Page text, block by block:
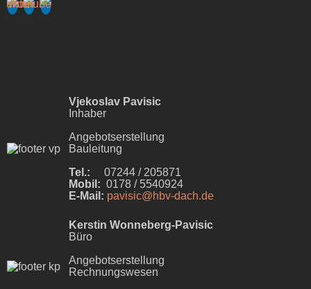
Vjekoslav Pavisic
Inhaber
Angebotserstellung
Bauleitung
Tel.: 07244 / 205871
Mobil: 0178 / 5540924
E-Mail: pavisic@hbv-dach.de
Kerstin Wonneberg-Pavisic
Büro
Angebotserstellung
Rechnungswesen